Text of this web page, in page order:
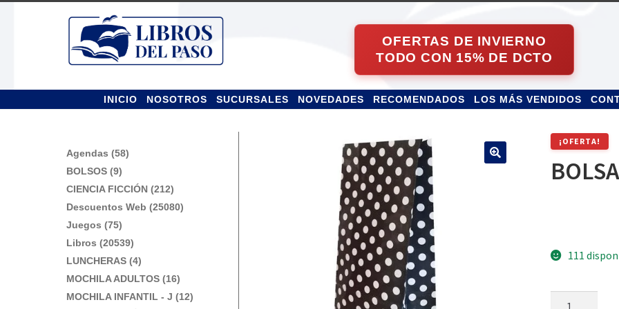
Ir
la
navegación
Ir
contenido
INICIO NOSOTROS SUCURSALES NOVEDADES RECOMENDADOS LOS MÁS VENDIDOS
¡OFERTA!
111
Agendas (58)
BOLSOS (9)
CIENCIA FICCIÓN (212)
Descuentos Web (25080)
Juegos (75)
Libros (20539)
LUNCHERAS (4)
MOCHILA ADULTOS (16)
MOCHILA INFANTIL - J (12)